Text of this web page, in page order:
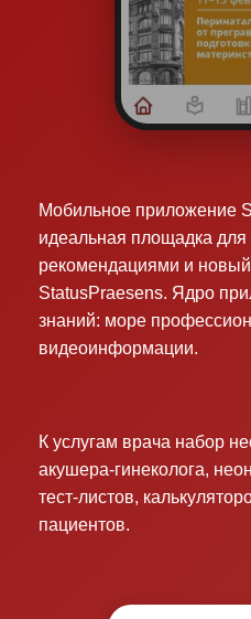
Мобильное приложение
идеальная площадка
рекомендациями и
StatusPraesens. Ядро
знаний: море
видеоинформации.
К услугам врача набор
акушера-гинеколога,
тест-листов,
пациентов.